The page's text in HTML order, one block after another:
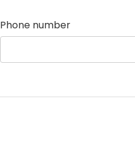
Phone number